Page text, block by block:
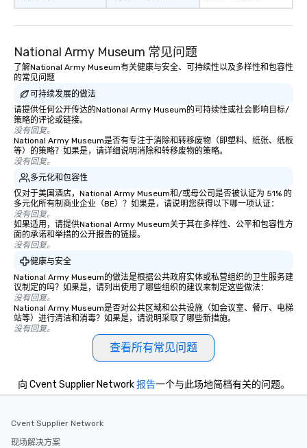
National Army Museum 常见问题
了解National Army Museum有关健康与安全、可持续性以及多样性和包容性
的常见问题
可持续发展的做法
请提供任何公开传达的National Army Museum的可持续性或社会影响目标/
策略的评论或链接。
没有回复。
National Army Museum是否有专注于消除和转移废物（即塑料、纸张、纸板
等）的策略？如果是，请详细说明消除和转移废物的策略。
没有回复。
多元化和包容性
仅对于美国酒店，National Army Museum和/或母公司是否被认证为 51% 的
多元化所有制商业企业（BE）？如果是，请说明您获得以下哪一项认证：
没有回复。
如果适用，请提供National Army Museum关于其在多样性、公平和包容性方
面的承诺和举措的公开报告的链接。
没有回复。
健康与安全
National Army Museum的做法是根据公共政府实体或私营组织的卫生服务建
议制定的吗？如果是，请列出使用了哪些组织的建议来制定这些做法：
没有回复。
National Army Museum是否对公共区域和公共设施（如会议室、餐厅、电梯
站等）进行清洁和消毒？如果是，请说明采取了哪些新措施。
没有回复。
查看所有常见问题
向 Cvent Supplier Network报告一个与此场地简档有关的问题。
Cvent Supplier Network
现场解决方案